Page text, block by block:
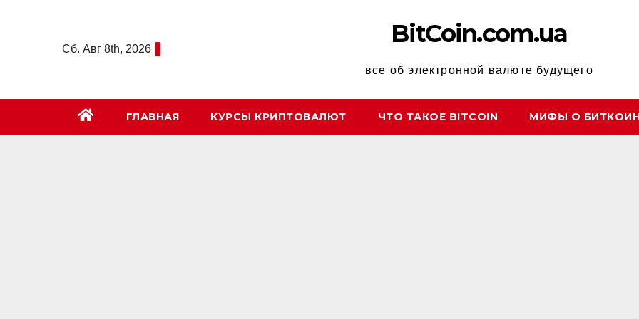
содержимомуСб. Авг 8th, 2026
BitCoin.com.ua
все об электронной валюте будущего
ГЛАВНАЯ КУРСЫ КРИПТОВАЛЮТ ЧТО ТАКОЕ BITCOIN МИФЫ О